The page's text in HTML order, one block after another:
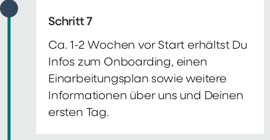
Schritt 7
Ca. 1-2 Wochen vor Start erhältst Du
Infos zum Onboarding, einen
Einarbeitungsplan sowie weitere
Informationen über uns und Deinen
ersten Tag.